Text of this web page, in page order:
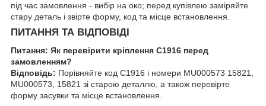
під час замовлення - вибір на око; перед купівлею заміряйте
стару деталь і звірте форму, код та місце встановлення.
ПИТАННЯ ТА ВІДПОВІДІ
Питання: Як перевірити кріплення C1916 перед
замовленням?
Відповідь: Порівняйте код C1916 і номери MU000573 15821,
MU000573, 15821 зі старою деталлю, а також перевірте
форму засувки та місце встановлення.